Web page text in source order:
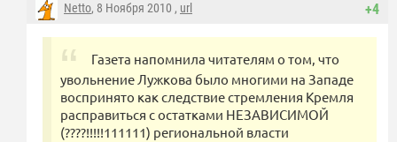
+4
Netto, 8 Ноября 2010 , url
Газета напомнила читателям о том, что
увольнение Лужкова было многими на Западе
воспринято как следствие стремления Кремля
расправиться с остатками НЕЗАВИСИМОЙ
(????!!!!!111111) региональной власти